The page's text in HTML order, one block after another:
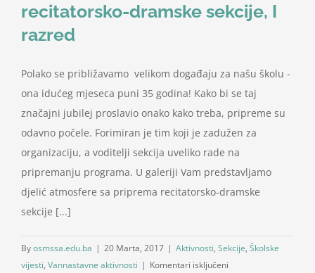
recitatorsko-dramske sekcije, I
razred
Polako se približavamo velikom događaju za našu školu -
ona idućeg mjeseca puni 35 godina! Kako bi se taj
značajni jubilej proslavio onako kako treba, pripreme su
odavno počele. Forimiran je tim koji je zadužen za
organizaciju, a voditelji sekcija uveliko rade na
pripremanju programa. U galeriji Vam predstavljamo
djelić atmosfere sa priprema recitatorsko-dramske
sekcije [...]
Byosmssa.edu.ba | 20 Marta, 2017 | Aktivnosti, Sekcije, Školske
vijesti, Vannastavne aktivnosti | Komentari isključeni